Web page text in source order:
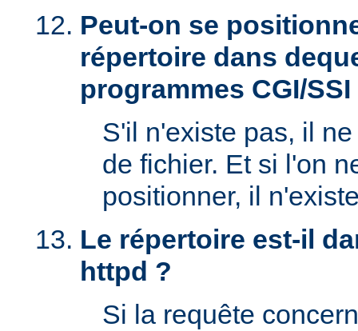
Peut-on se
répertoire dans
programmes CGI/SSI
S'il n'existe pas, il
de fichier. Et si l'on
positionner, il
Le répertoire est-il
httpd ?
Si la requête